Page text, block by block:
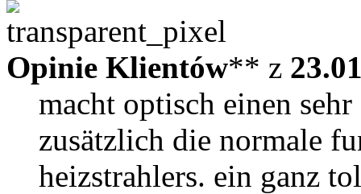
Opinie Klientów** z
macht optisch einen
zusätzlich die normale
heizstrahlers. ein ganz